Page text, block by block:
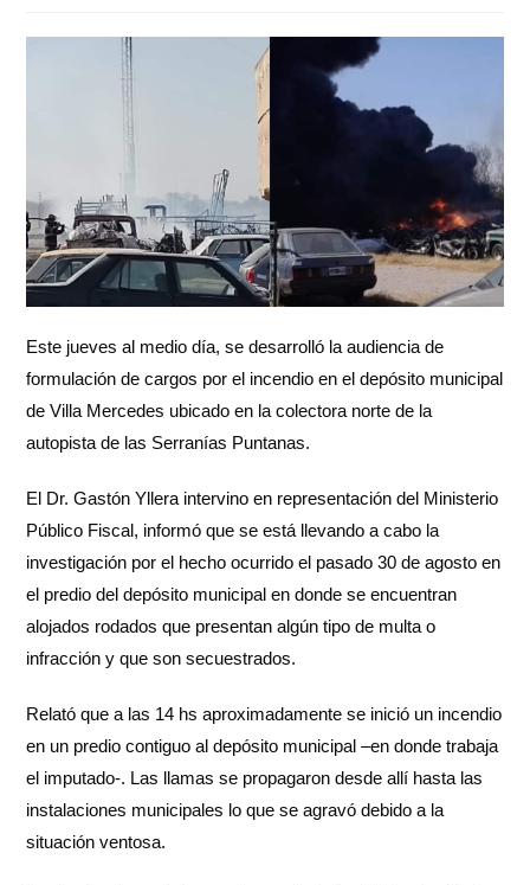
Este jueves al medio día, se desarrolló la audiencia de
formulación de cargos por el incendio en el depósito municipal
de Villa Mercedes ubicado en la colectora norte de la
autopista de las Serranías Puntanas.
El Dr. Gastón Yllera intervino en representación del Ministerio
Público Fiscal, informó que se está llevando a cabo la
investigación por el hecho ocurrido el pasado 30 de agosto en
el predio del depósito municipal en donde se encuentran
alojados rodados que presentan algún tipo de multa o
infracción y que son secuestrados.
Relató que a las 14 hs aproximadamente se inició un incendio
en un predio contiguo al depósito municipal –en donde trabaja
el imputado-. Las llamas se propagaron desde allí hasta las
instalaciones municipales lo que se agravó debido a la
situación ventosa.